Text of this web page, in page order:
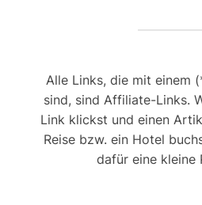
Alle Links, die mit einem
sind, sind Affiliate-Links.
Link klickst und einen
Reise bzw. ein Hotel
dafür eine kleine